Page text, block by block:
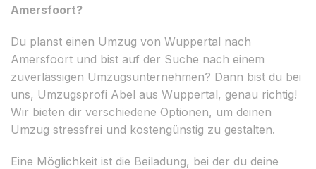
Amersfoort?
Du planst einen Umzug von Wuppertal nach
Amersfoort und bist auf der Suche nach einem
zuverlässigen Umzugsunternehmen? Dann bist du bei
uns, Umzugsprofi Abel aus Wuppertal, genau richtig!
Wir bieten dir verschiedene Optionen, um deinen
Umzug stressfrei und kostengünstig zu gestalten.
Eine Möglichkeit ist die Beiladung, bei der du deine